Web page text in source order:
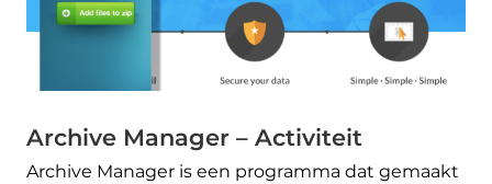
Archive Manager – Activiteit
Archive Manager is een programma dat gemaakt